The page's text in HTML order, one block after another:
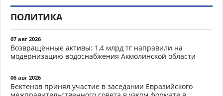
ПОЛИТИКА
07 авг 2026
Возвращённые активы: 1,4 млрд тг направили на
модернизацию водоснабжения Акмолинской области
06 авг 2026
Бектенов принял участие в заседании Евразийского